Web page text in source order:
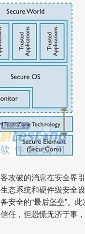
攻破的消息在安全界引
态系统和硬件级安全设
安全的“最后堡垒”。此
任，但恐慌无济于事，